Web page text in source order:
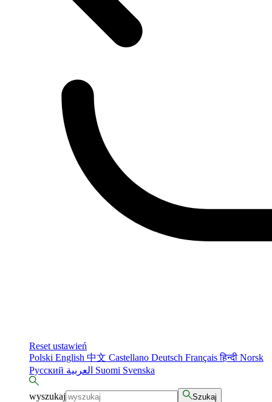
Reset ustawień
Polski English 中文 Castellano Deutsch Françaisहिन्दी Norsk
Русский
Suomi Svenska
wyszukaj Szukaj